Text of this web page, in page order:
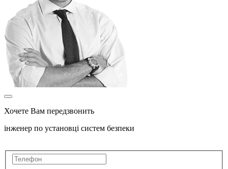
Хочете Вам передзвонить
інженер по установці систем безпеки